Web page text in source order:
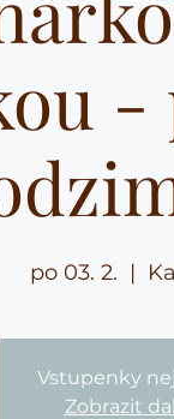
po 03. 2.
  |
Vstupenky
Zobrazit